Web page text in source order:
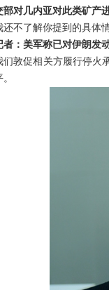
部对几内亚对此类矿产
还不了解你提到的具体
者：美军称已对伊朗发
们敦促相关方履行停火